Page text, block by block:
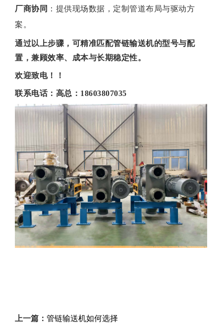
厂商协同 ‌：提供现场数据，定制管道布局与驱动方
案。
通过以上步骤，可精准匹配管链输送机的型号与配
置，兼顾效率、成本与长期稳定性。
欢迎致电！！
联系电话：高总：18603807035
上一篇： 管链输送机如何选择